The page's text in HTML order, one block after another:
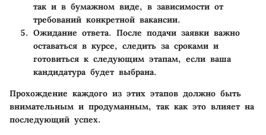
так и в бумажном виде, в зависимости от
требований конкретной вакансии.
Ожидание ответа. После подачи заявки важно
оставаться в курсе, следить за сроками и
готовиться к следующим этапам, если ваша
кандидатура будет выбрана.
Прохождение каждого из этих этапов должно быть
внимательным и продуманным, так как это влияет на
последующий успех.